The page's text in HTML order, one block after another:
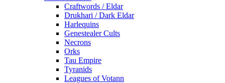
Craftwords / Eldar
Drukhari / Dark Eldar
Harlequins
Genestealer Cults
Necrons
Orks
Tau Empire
Tyranids
Leagues of Votann